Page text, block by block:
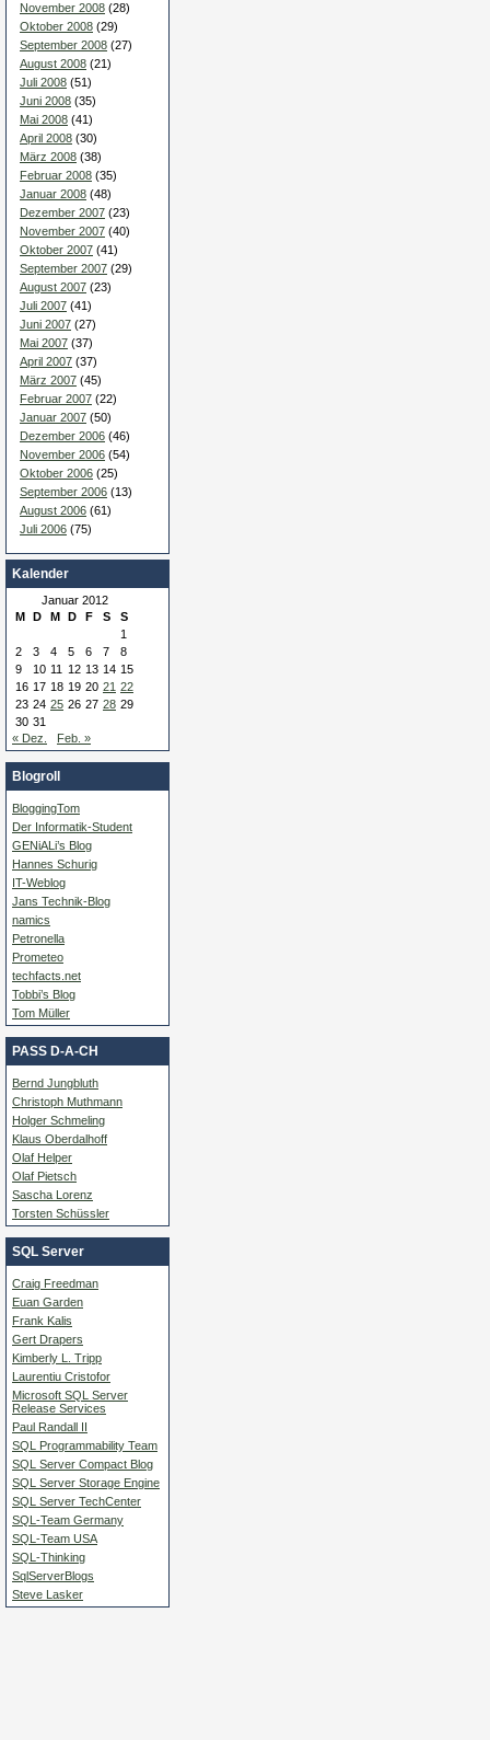
November 2008 (28)
Oktober 2008 (29)
September 2008 (27)
August 2008 (21)
Juli 2008 (51)
Juni 2008 (35)
Mai 2008 (41)
April 2008 (30)
März 2008 (38)
Februar 2008 (35)
Januar 2008 (48)
Dezember 2007 (23)
November 2007 (40)
Oktober 2007 (41)
September 2007 (29)
August 2007 (23)
Juli 2007 (41)
Juni 2007 (27)
Mai 2007 (37)
April 2007 (37)
März 2007 (45)
Februar 2007 (22)
Januar 2007 (50)
Dezember 2006 (46)
November 2006 (54)
Oktober 2006 (25)
September 2006 (13)
August 2006 (61)
Juli 2006 (75)
Kalender
Januar 2012
M D M D F S
S
1
2
3 4 5 6 7
8
9
10 11 12 13 14 15
16 17 18 19 20 21 22
23 24 25 26 27 28 29
30 31
« Dez.
Feb. »
Blogroll
BloggingTom
Der Informatik-Student
GENiALi’s Blog
Hannes Schurig
IT-Weblog
Jans Technik-Blog
namics
Petronella
Prometeo
techfacts.net
Tobbi’s Blog
Tom Müller
PASS D-A-CH
Bernd Jungbluth
Christoph Muthmann
Holger Schmeling
Klaus Oberdalhoff
Olaf Helper
Olaf Pietsch
Sascha Lorenz
Torsten Schüssler
SQL Server
Craig Freedman
Euan Garden
Frank Kalis
Gert Drapers
Kimberly L. Tripp
Laurentiu Cristofor
Microsoft SQL Server
Release Services
Paul Randall II
SQL Programmability Team
SQL Server Compact Blog
SQL Server Storage Engine
SQL Server TechCenter
SQL-Team Germany
SQL-Team USA
SQL-Thinking
SqlServerBlogs
Steve Lasker